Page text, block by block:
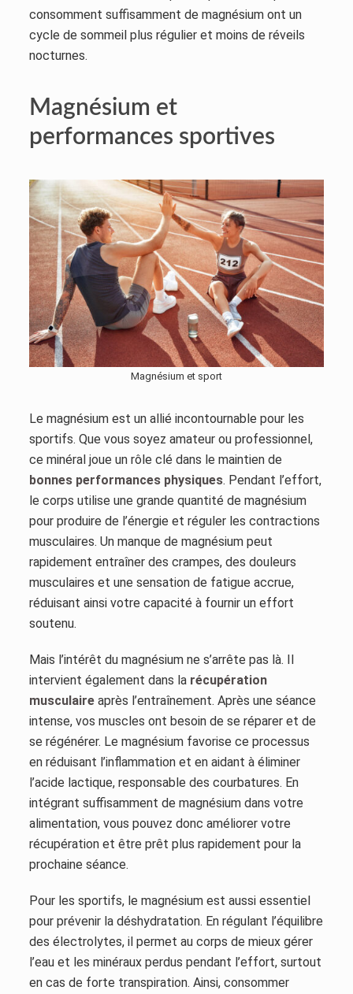
consomment suffisamment de magnésium ont un
cycle de sommeil plus régulier et moins de réveils
nocturnes.
Magnésium et
performances sportives
Magnésium et sport
Le magnésium est un allié incontournable pour les
sportifs. Que vous soyez amateur ou professionnel,
ce minéral joue un rôle clé dans le maintien de
bonnes performances physiques. Pendant l’effort,
le corps utilise une grande quantité de magnésium
pour produire de l’énergie et réguler les contractions
musculaires. Un manque de magnésium peut
rapidement entraîner des crampes, des douleurs
musculaires et une sensation de fatigue accrue,
réduisant ainsi votre capacité à fournir un effort
soutenu.
Mais l’intérêt du magnésium ne s’arrête pas là. Il
intervient également dans la récupération
musculaireaprès l’entraînement. Après une séance
intense, vos muscles ont besoin de se réparer et de
se régénérer. Le magnésium favorise ce processus
en réduisant l’inflammation et en aidant à éliminer
l’acide lactique, responsable des courbatures. En
intégrant suffisamment de magnésium dans votre
alimentation, vous pouvez donc améliorer votre
récupération et être prêt plus rapidement pour la
prochaine séance.
Pour les sportifs, le magnésium est aussi essentiel
pour prévenir la déshydratation. En régulant l’équilibre
des électrolytes, il permet au corps de mieux gérer
l’eau et les minéraux perdus pendant l’effort, surtout
en cas de forte transpiration. Ainsi, consommer